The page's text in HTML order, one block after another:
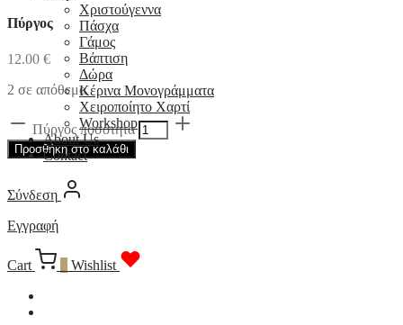
Πύργος
12.00 €
2 σε απόθεμα
Πύργος ποσότητα
Προσθήκη στο καλάθι
Χριστούγεννα
Πάσχα
Γάμος
Βάπτιση
Δώρα
Κέρινα Μονογράμματα
Χειροποίητο Χαρτί
Workshop
About Us
Contact
Σύνδεση
Εγγραφή
Cart Wishlist